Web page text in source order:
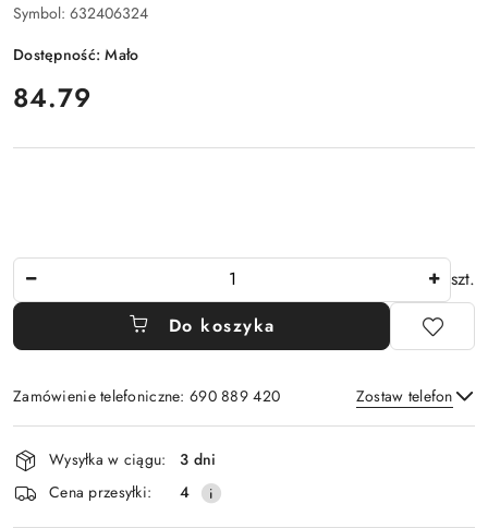
Symbol: 632406324
Dostępność:Mało
cena:
84.79
szt.
Do koszyka
Zamówienie telefoniczne: 690 889 420 Zostaw telefon
Wyślij
Dostępność
i
dostawa
Wysyłka w ciągu:
3 dni
Cena przesyłki:
4